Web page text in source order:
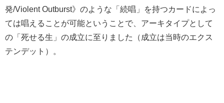
発/Violent Outburst》のような「続唱」を持つカードによっ
ては唱えることが可能ということで、アーキタイプとして
の「死せる生」の成立に至りました（成立は当時のエクス
テンデット）。